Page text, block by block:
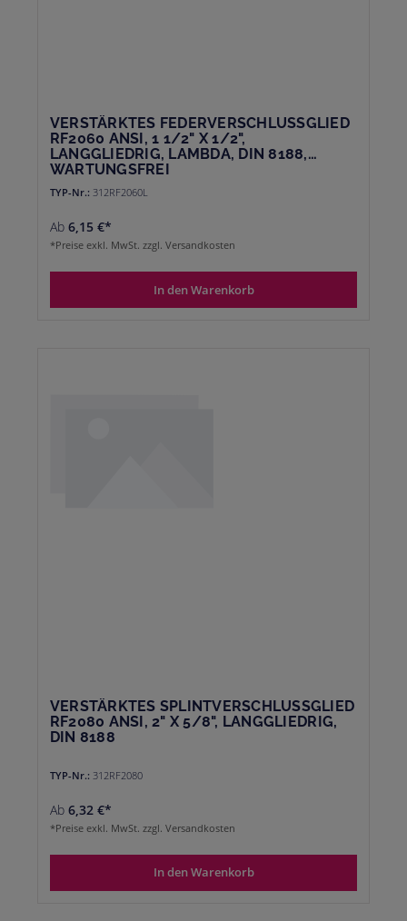
VERSTÄRKTES FEDERVERSCHLUSSGLIED
RF2060 ANSI, 1 1/2" X 1/2",
LANGGLIEDRIG, LAMBDA, DIN 8188,
WARTUNGSFREI
TYP-Nr.: 312RF2060L
Ab 6,15 €*
*Preise exkl. MwSt. zzgl. Versandkosten
In den Warenkorb
VERSTÄRKTES SPLINTVERSCHLUSSGLIED
RF2080 ANSI, 2" X 5/8", LANGGLIEDRIG,
DIN 8188
TYP-Nr.: 312RF2080
Ab 6,32 €*
*Preise exkl. MwSt. zzgl. Versandkosten
In den Warenkorb